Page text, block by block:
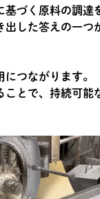
づく原料の調
した答えの一
つながります。
とで、持続可